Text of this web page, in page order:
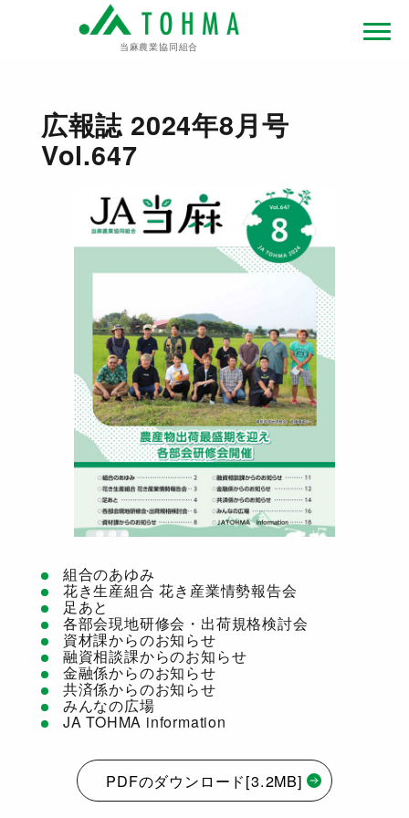
当麻農業協同組合
広報誌 2024年8月号
Vol.647
組合のあゆみ
花き生産組合 花き産業情勢報告会
足あと
各部会現地研修会・出荷規格検討会
資材課からのお知らせ
融資相談課からのお知らせ
金融係からのお知らせ
共済係からのお知らせ
みんなの広場
JA TOHMA information
PDFのダウンロード[3.2MB]